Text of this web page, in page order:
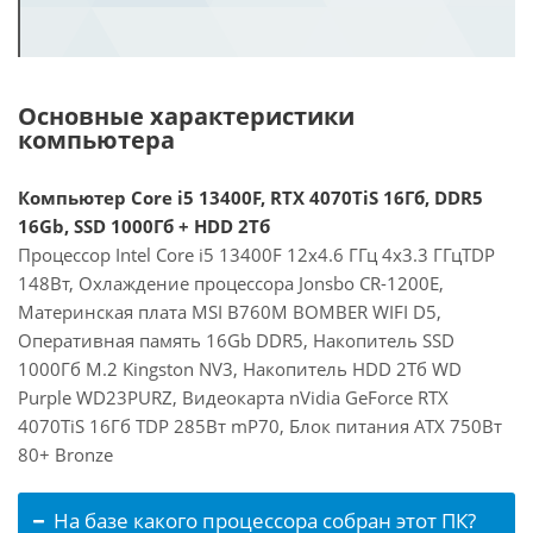
Основные характеристики
компьютера
Компьютер Core i5 13400F, RTX 4070TiS 16Гб, DDR5
16Gb, SSD 1000Гб + HDD 2Тб
Процессор Intel Core i5 13400F 12x4.6 ГГц 4x3.3 ГГцTDP
148Вт, Охлаждение процессора Jonsbo CR-1200E,
Материнская плата MSI B760M BOMBER WIFI D5,
Оперативная память 16Gb DDR5, Накопитель SSD
1000Гб M.2 Kingston NV3, Накопитель HDD 2Тб WD
Purple WD23PURZ, Видеокарта nVidia GeForce RTX
4070TiS 16Гб TDP 285Вт mP70, Блок питания ATX 750Вт
80+ Bronze
На базе какого процессора собран этот ПК?